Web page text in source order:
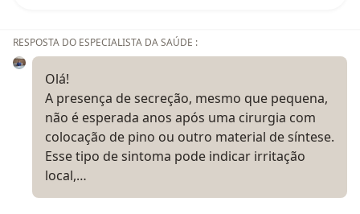
RESPOSTA DO ESPECIALISTA DA SAÚDE :
Olá!
A presença de secreção, mesmo que pequena,
não é esperada anos após uma cirurgia com
colocação de pino ou outro material de síntese.
Esse tipo de sintoma pode indicar irritação
local,…